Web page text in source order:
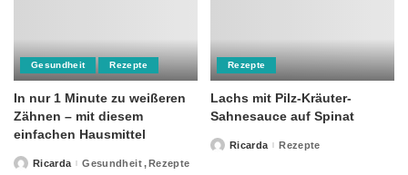
Gesundheit Rezepte
In nur 1 Minute zu weißeren
Zähnen – mit diesem
einfachen Hausmittel
PostedRicarda Gesundheit Rezepte
Rezepte
Lachs mit Pilz-Kräuter-
Sahnesauce auf Spinat
PostedRicarda Rezepte